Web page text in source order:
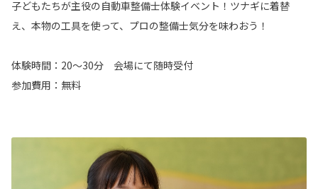
子どもたちが主役の自動車整備士体験イベント！ツナギに着替
え、本物の工具を使って、プロの整備士気分を味わおう！
体験時間：20～30分 会場にて随時受付
参加費用：無料